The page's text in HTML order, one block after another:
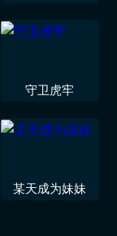
守卫虎牢
某天成为妹妹